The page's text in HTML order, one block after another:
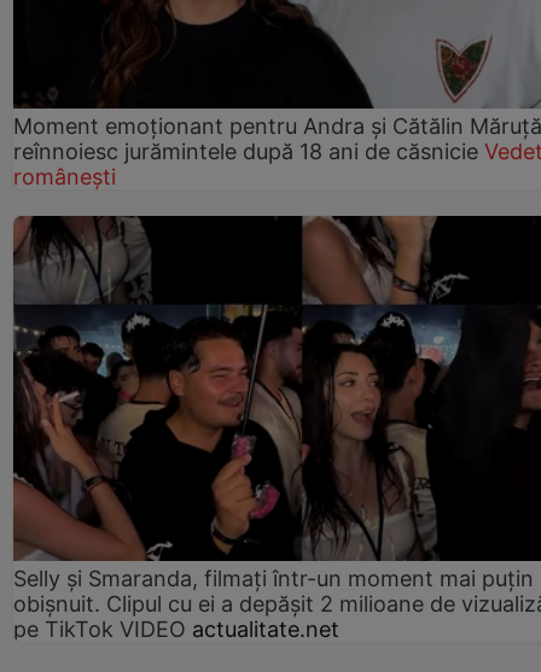
Moment emoționant pentru Andra și Cătălin
reînnoiesc jurămintele după 18 ani de căsnicie
românești
Selly și Smaranda, filmați într-un moment mai puțin
obișnuit. Clipul cu ei a depășit 2 milioane de
pe TikTok VIDEO actualitate.net